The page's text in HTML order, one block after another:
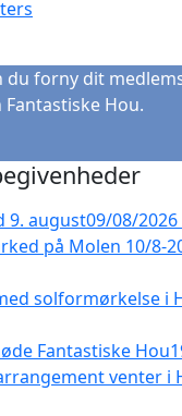
du forny dit
Hou.
9. august09/08/2026
på Molen 10/8-
solformørkelse i
Fantastiske Hou
venter i